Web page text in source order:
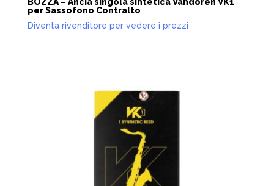
per Sassofono Contralto
Diventa rivenditore per vedere i prezzi